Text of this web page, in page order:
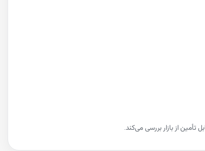
از بازار بررسی می‌کند.